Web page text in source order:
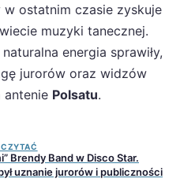
w ostatnim czasie zyskuje
muzyki tanecznej.
energia sprawiły,
jurorów oraz widzów
antenie Polsatu.
Brendy Band w Disco Star.
uznanie jurorów i publiczności